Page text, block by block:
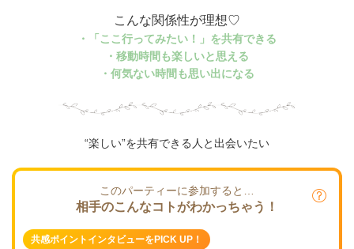
こんな関係性が理想♡
・「ここ行ってみたい！」を共有できる
・移動時間も楽しいと思える
・何気ない時間も思い出になる
“楽しい”を共有できる人と出会いたい
このパーティーに参加すると…
相手のこんなコトがわかっちゃう！
共感ポイントインタビューをPICK UP！